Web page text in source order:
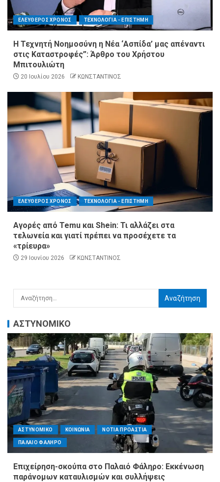
ΕΛΕΥΘΕΡΟΣ ΧΡΟΝΟΣ ΤΕΧΝΟΛΟΓΙΑ - ΕΠΙΣΤΗΜΗ
Η Τεχνητή Νοημοσύνη η Νέα ‘Ασπίδα’ μας απέναντι
στις Καταστροφές”: Άρθρο του Χρήστου
Μπιτουλιώτη
20 Ιουλίου 2026 ΚΩΝΣΤΑΝΤΙΝΟΣ
ΕΛΕΥΘΕΡΟΣ ΧΡΟΝΟΣ ΤΕΧΝΟΛΟΓΙΑ - ΕΠΙΣΤΗΜΗ
Αγορές από Temu και Shein: Τι αλλάζει στα
τελωνεία και γιατί πρέπει να προσέχετε τα
«τρίευρα»
29 Ιουνίου 2026 ΚΩΝΣΤΑΝΤΙΝΟΣ
ΑΣΤΥΝΟΜΙΚΟ
ΑΣΤΥΝΟΜΙΚΟ ΚΟΙΝΩΝΙΑ ΝΟΤΙΑ ΠΡΟΑΣΤΙΑ
ΠΑΛΑΙΟ ΦΑΛΗΡΟ
Επιχείρηση-σκούπα στο Παλαιό Φάληρο: Εκκένωση
παράνομων καταυλισμών και συλλήψεις